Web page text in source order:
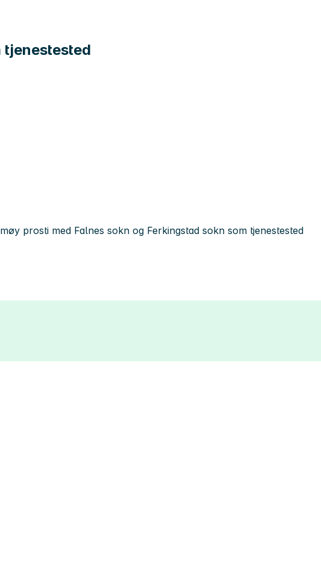
tjenestested
prosti med Falnes sokn og Ferkingstad sokn som tjenestested